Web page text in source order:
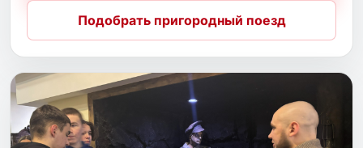
Подобрать пригородный поезд